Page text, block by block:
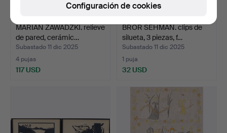
MARIAN ZAWADZKI. relieve
de pared, cerámic…
Subastado 11 dic 2025
4 pujas
117 USD
BROR SEHMAN. clips de
silueta, 3 piezas, f…
Subastado 11 dic 2025
1 puja
32 USD
Configuración de cookies